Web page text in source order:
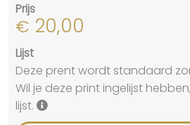
Prijs
€ 20,00
Lijst
Deze prent wordt standaard
Wil je deze print ingelijst
lijst.